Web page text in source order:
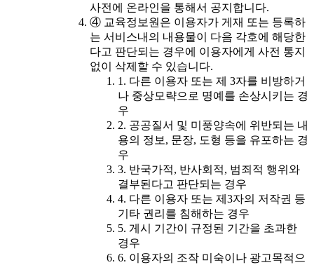
사전에 온라인을 통해서 공지합니다.
④ 교육정보원은 이용자가 게재 또는 등록하
는 서비스내의 내용물이 다음 각호에 해당한
다고 판단되는 경우에 이용자에게 사전 통지
없이 삭제할 수 있습니다.
1. 다른 이용자 또는 제 3자를 비방하거
나 중상모략으로 명예를 손상시키는 경
우
2. 공공질서 및 미풍양속에 위반되는 내
용의 정보, 문장, 도형 등을 유포하는 경
우
3. 반국가적, 반사회적, 범죄적 행위와
결부된다고 판단되는 경우
4. 다른 이용자 또는 제3자의 저작권 등
기타 권리를 침해하는 경우
5. 게시 기간이 규정된 기간을 초과한
경우
6. 이용자의 조작 미숙이나 광고목적으